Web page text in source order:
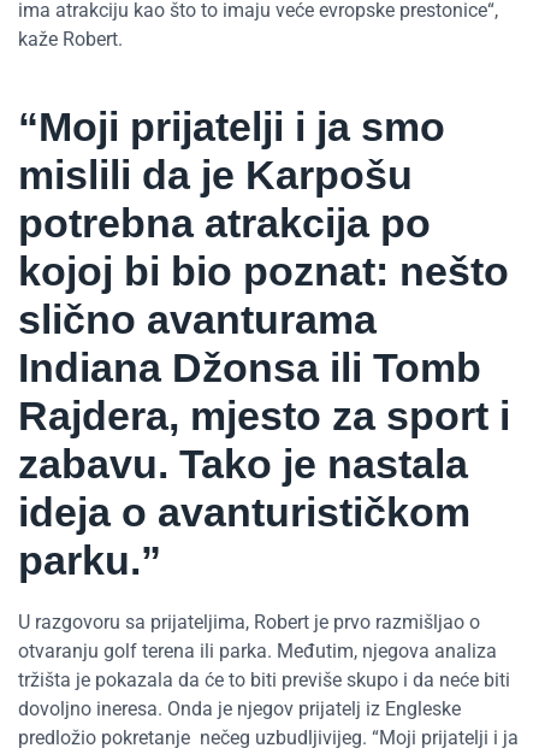
ima atrakciju kao što to imaju veće evropske prestonice“,
kaže Robert.
“Moji prijatelji i ja smo
mislili da je Karpošu
potrebna atrakcija po
kojoj bi bio poznat: nešto
slično avanturama
Indiana Džonsa ili Tomb
Rajdera, mjesto za sport i
zabavu. Tako je nastala
ideja o avanturističkom
parku.”
U razgovoru sa prijateljima, Robert je prvo razmišljao o
otvaranju golf terena ili parka. Međutim, njegova analiza
tržišta je pokazala da će to biti previše skupo i da neće biti
dovoljno ineresa. Onda je njegov prijatelj iz Engleske
predložio pokretanje nečeg uzbudljivijeg. “Moji prijatelji i ja